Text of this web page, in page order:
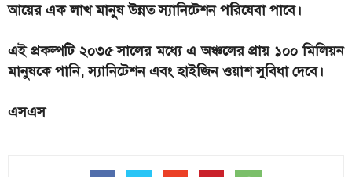
আয়ের এক লাখ মানুষ উন্নত স্যানিটেশন পরিষেবা পাবে।
এই প্রকল্পটি ২০৩৫ সালের মধ্যে এ অঞ্চলের প্রায় ১০০ মিলিয়ন
মানুষকে পানি, স্যানিটেশন এবং হাইজিন ওয়াশ সুবিধা দেবে।
এসএস